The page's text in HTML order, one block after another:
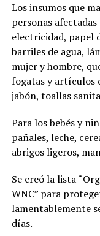
Los insumos que
personas
electricidad, papel
barriles de agua,
mujer y hombre,
fogatas y artículos
jabón, toallas
Para los bebés y
pañales, leche,
abrigos ligeros,
Se creó la lista
WNC” para
lamentablemente
días.